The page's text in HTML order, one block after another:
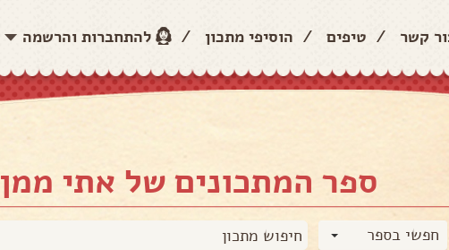
קשר / טיפים / הוסיפי מתכון / להתחברות והרשמה
ספר המתכונים של אתי ממן
חפשי בספר